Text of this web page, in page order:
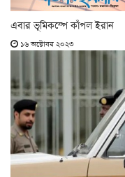
এবার ভূমিকম্পে কাঁপল ইরান
১৬ অক্টোবর ২০২৩